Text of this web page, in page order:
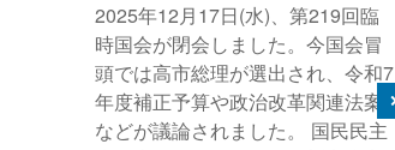
2025年12月17日(水)、第219回臨
時国会が閉会しました。今国会冒
頭では高市総理が選出され、令和7
年度補正予算や政治改革関連法案
などが議論されました。 国民民主